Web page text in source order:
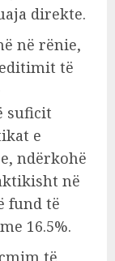
direkte.
në rënie,
të
suficit
e
ndërkohë
në
fund të
16.5%.